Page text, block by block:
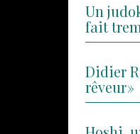
Un
fait
Didier
rêveur »